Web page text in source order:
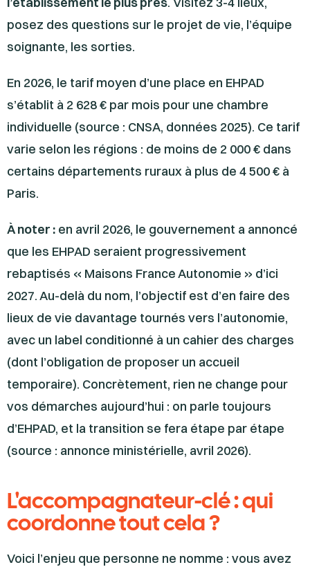
posez des questions sur le projet de vie, l’équipe
soignante, les sorties.
En 2026, le tarif moyen d’une place en EHPAD
s’établit à 2 628 € par mois pour une chambre
individuelle (source : CNSA, données 2025). Ce tarif
varie selon les régions : de moins de 2 000 € dans
certains départements ruraux à plus de 4 500 € à
Paris.
À noter : en avril 2026, le gouvernement a annoncé
que les EHPAD seraient progressivement
rebaptisés « Maisons France Autonomie » d’ici
2027. Au-delà du nom, l’objectif est d’en faire des
lieux de vie davantage tournés vers l’autonomie,
avec un label conditionné à un cahier des charges
(dont l’obligation de proposer un accueil
temporaire). Concrètement, rien ne change pour
vos démarches aujourd’hui : on parle toujours
d’EHPAD, et la transition se fera étape par étape
(source : annonce ministérielle, avril 2026).
L'accompagnateur-clé : qui
coordonne tout cela ?
Voici l’enjeu que personne ne nomme : vous avez